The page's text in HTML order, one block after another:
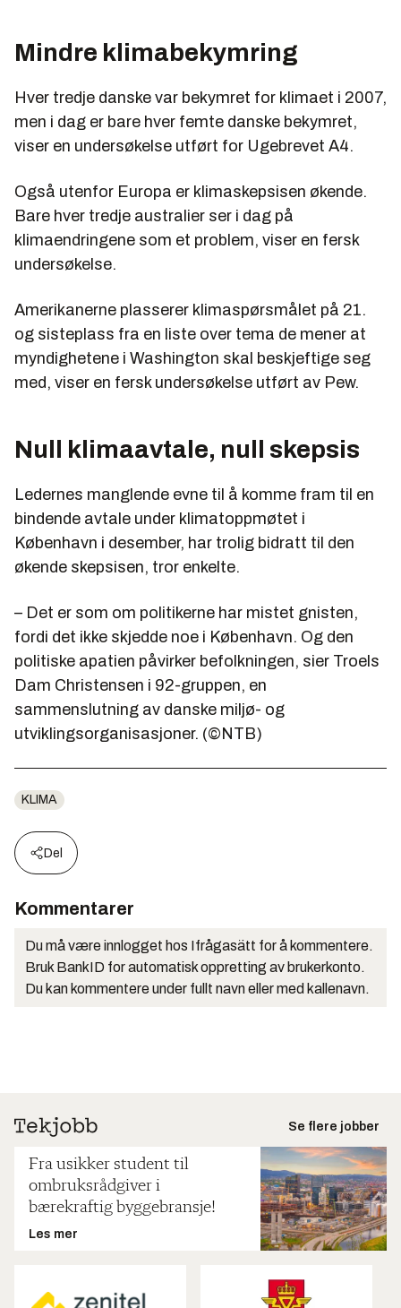
Mindre klimabekymring
Hver tredje danske var bekymret for klimaet i 2007,
men i dag er bare hver femte danske bekymret,
viser en undersøkelse utført for Ugebrevet A4.
Også utenfor Europa er klimaskepsisen økende.
Bare hver tredje australier ser i dag på
klimaendringene som et problem, viser en fersk
undersøkelse.
Amerikanerne plasserer klimaspørsmålet på 21.
og sisteplass fra en liste over tema de mener at
myndighetene i Washington skal beskjeftige seg
med, viser en fersk undersøkelse utført av Pew.
Null klimaavtale, null skepsis
Ledernes manglende evne til å komme fram til en
bindende avtale under klimatoppmøtet i
København i desember, har trolig bidratt til den
økende skepsisen, tror enkelte.
– Det er som om politikerne har mistet gnisten,
fordi det ikke skjedde noe i København. Og den
politiske apatien påvirker befolkningen, sier Troels
Dam Christensen i 92-gruppen, en
sammenslutning av danske miljø- og
utviklingsorganisasjoner. (©NTB)
KLIMA
Del
Kommentarer
Du må være innlogget hos Ifrågasätt for å kommentere.
Bruk BankID for automatisk oppretting av brukerkonto.
Du kan kommentere under fullt navn eller med kallenavn.
Se flere jobber
Fra usikker student til
ombruksrådgiver i
bærekraftig byggebransje!
Les mer